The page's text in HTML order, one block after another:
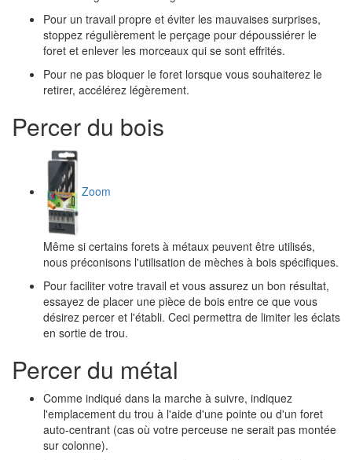
Pour un travail propre et éviter les mauvaises surprises,
stoppez régulièrement le perçage pour dépoussiérer le
foret et enlever les morceaux qui se sont effrités.
Pour ne pas bloquer le foret lorsque vous souhaiterez le
retirer, accélérez légèrement.
Percer du bois
Zoom
Même si certains forets à métaux peuvent être utilisés,
nous préconisons l'utilisation de mèches à bois spécifiques.
Pour faciliter votre travail et vous assurez un bon résultat,
essayez de placer une pièce de bois entre ce que vous
désirez percer et l'établi. Ceci permettra de limiter les éclats
en sortie de trou.
Percer du métal
Comme indiqué dans la marche à suivre, indiquez
l'emplacement du trou à l'aide d'une pointe ou d'un foret
auto-centrant (cas où votre perceuse ne serait pas montée
sur colonne).